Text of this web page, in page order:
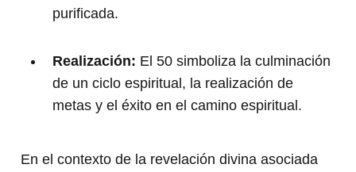
purificada.
Realización: El 50 simboliza la culminación
de un ciclo espiritual, la realización de
metas y el éxito en el camino espiritual.
En el contexto de la revelación divina asociada